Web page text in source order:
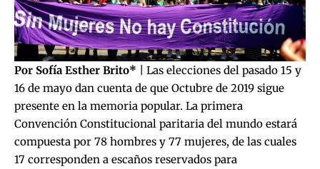
Por Sofía Esther Brito* | Las elecciones del pasado 15 y
16 de mayo dan cuenta de que Octubre de 2019 sigue
presente en la memoria popular. La primera
Convención Constitucional paritaria del mundo estará
compuesta por 78 hombres y 77 mujeres, de las cuales
17 corresponden a escaños reservados para